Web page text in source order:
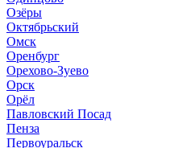
Озёры
Октябрьский
Омск
Оренбург
Орехово-Зуево
Орск
Орёл
Павловский Посад
Пенза
Первоуральск